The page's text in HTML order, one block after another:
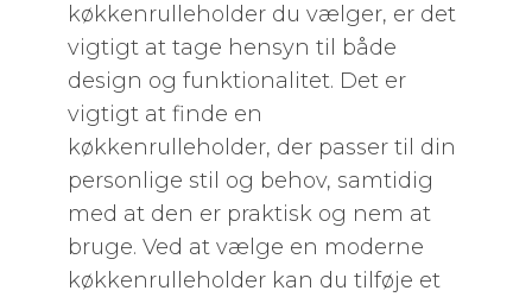
køkkenrulleholder du vælger, er det
vigtigt at tage hensyn til både
design og funktionalitet. Det er
vigtigt at finde en
køkkenrulleholder, der passer til din
personlige stil og behov, samtidig
med at den er praktisk og nem at
bruge. Ved at vælge en moderne
køkkenrulleholder kan du tilføje et